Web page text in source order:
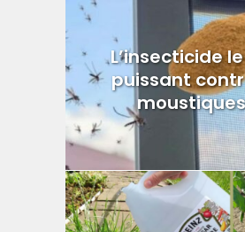
L’insecticide
puissant